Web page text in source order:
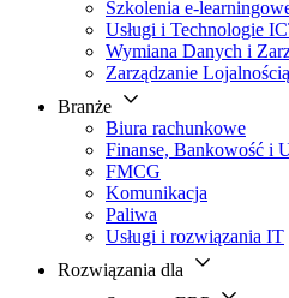
Szkolenia e-
Usługi i Technologie
Wymiana Danych i
Zarządzanie Lojalnością
Branże
Biura rachunkowe
Finanse, Bankowość i
FMCG
Komunikacja
Paliwa
Usługi i rozwiązania IT
Rozwiązania dla